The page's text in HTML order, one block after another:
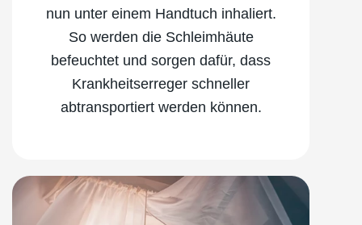
nun unter einem Handtuch inhaliert.
So werden die Schleimhäute
befeuchtet und sorgen dafür, dass
Krankheitserreger schneller
abtransportiert werden können.